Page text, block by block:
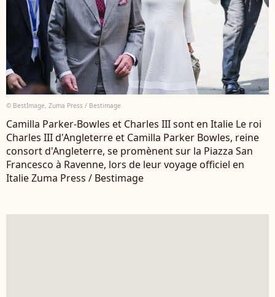
© BestImage, Zuma Press / Bestimage
Camilla Parker-Bowles et Charles III sont en Italie Le roi
Charles III d'Angleterre et Camilla Parker Bowles, reine
consort d'Angleterre, se promènent sur la Piazza San
Francesco à Ravenne, lors de leur voyage officiel en
Italie Zuma Press / Bestimage